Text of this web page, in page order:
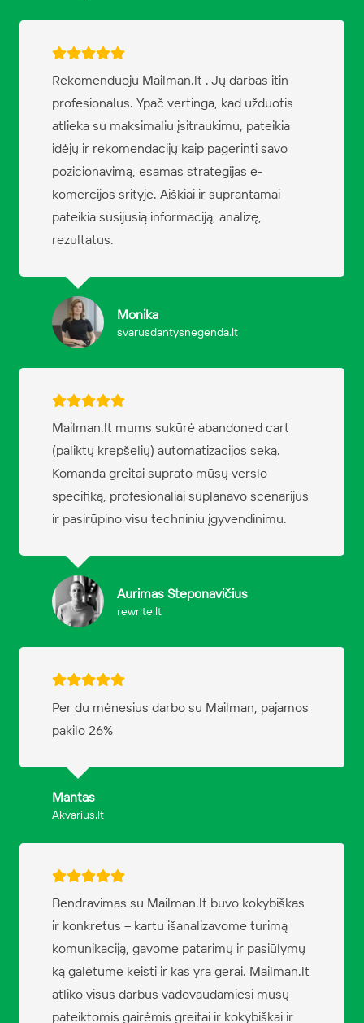
Rekomenduoju Mailman.lt . Jų darbas itin
profesionalus. Ypač vertinga, kad užduotis
atlieka su maksimaliu įsitraukimu, pateikia
idėjų ir rekomendacijų kaip pagerinti savo
pozicionavimą, esamas strategijas e-
komercijos srityje. Aiškiai ir suprantamai
pateikia susijusią informaciją, analizę,
rezultatus.
Monika
svarusdantysnegenda.lt
Mailman.lt mums sukūrė abandoned cart
(paliktų krepšelių) automatizacijos seką.
Komanda greitai suprato mūsų verslo
specifiką, profesionaliai suplanavo scenarijus
ir pasirūpino visu techniniu įgyvendinimu.
Aurimas Steponavičius
rewrite.lt
Per du mėnesius darbo su Mailman, pajamos
pakilo 26%
Mantas
Akvarius.lt
Bendravimas su Mailman.lt buvo kokybiškas
ir konkretus – kartu išanalizavome turimą
komunikaciją, gavome patarimų ir pasiūlymų
ką galėtume keisti ir kas yra gerai. Mailman.lt
atliko visus darbus vadovaudamiesi mūsų
pateiktomis gairėmis greitai ir kokybiškai ir